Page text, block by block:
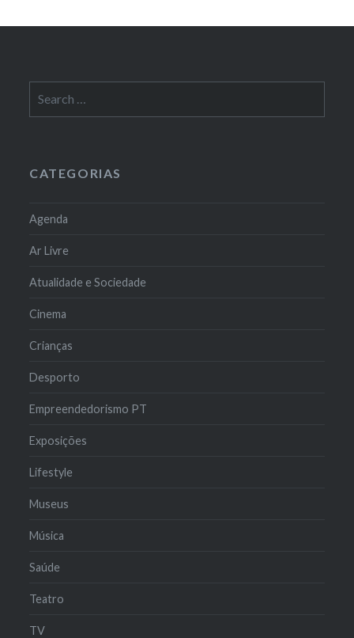
for:
CATEGORIAS
Agenda
Ar Livre
Atualidade e Sociedade
Cinema
Crianças
Desporto
Empreendedorismo PT
Exposições
Lifestyle
Museus
Música
Saúde
Teatro
TV